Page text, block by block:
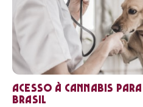
Acesso à cannabis
Brasil